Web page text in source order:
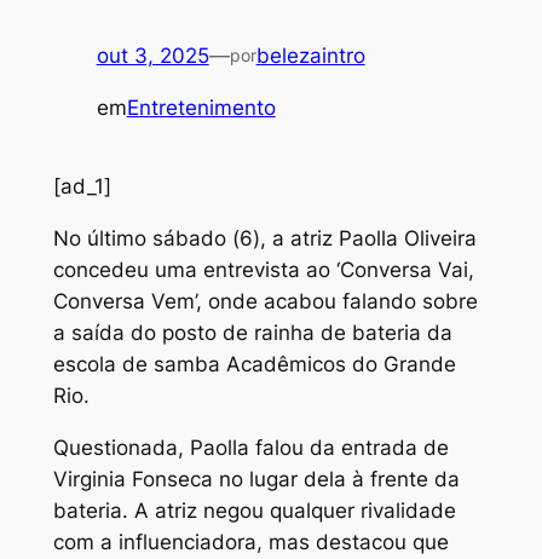
out 3, 2025—porbelezaintro
emEntretenimento
[ad_1]
No último sábado (6), a atriz Paolla Oliveira
concedeu uma entrevista ao ‘Conversa Vai,
Conversa Vem’, onde acabou falando sobre
a saída do posto de rainha de bateria da
escola de samba Acadêmicos do Grande
Rio.
Questionada, Paolla falou da entrada de
Virginia Fonseca no lugar dela à frente da
bateria. A atriz negou qualquer rivalidade
com a influenciadora, mas destacou que